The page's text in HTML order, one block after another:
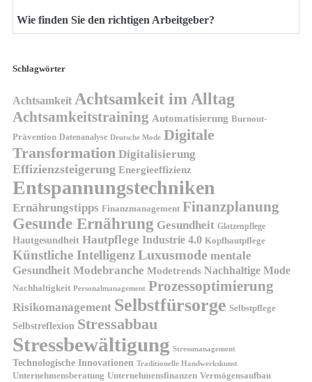
Wie finden Sie den richtigen Arbeitgeber?
Schlagwörter
Achtsamkeit Achtsamkeit im Alltag
Achtsamkeitstraining Automatisierung Burnout-
Prävention Datenanalyse Deutsche Mode Digitale
Transformation Digitalisierung
Effizienzsteigerung Energieeffizienz
Entspannungstechniken
Ernährungstipps Finanzmanagement Finanzplanung
Gesunde Ernährung Gesundheit Glatzenpflege
Hautgesundheit Hautpflege Industrie 4.0 Kopfhautpflege
Künstliche IntelligenzLuxusmode mentale
Gesundheit Modebranche Modetrends Nachhaltige Mode
Nachhaltigkeit Personalmanagement Prozessoptimierung
Risikomanagement Selbstfürsorge Selbstpflege
Selbstreflexion Stressabbau
Stressbewältigung Stressmanagement
Technologische Innovationen Traditionelle Handwerkskunst
Unternehmensberatung Unternehmensfinanzen Vermögensaufbau